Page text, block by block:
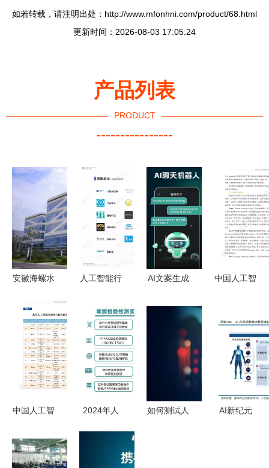
如若转载，请注明出处：http://www.mfonhni.com/product/68.html
更新时间：2026-08-03 17:05:24
产品列表
PRODUCT
----------------
安徽海螺水
工智能应用
软件开发助
力行业智能
化转型
人工智能行
报告 击穿
行业，展露
价值
AI文案生成
载指南 轻
松获取高效
创作工具
中国人工智
2018及解
读 人工智
能应用软件
中国人工智
现状到底如
何？附白皮
2024年人
应用软件的
如何测试人
AI新纪元